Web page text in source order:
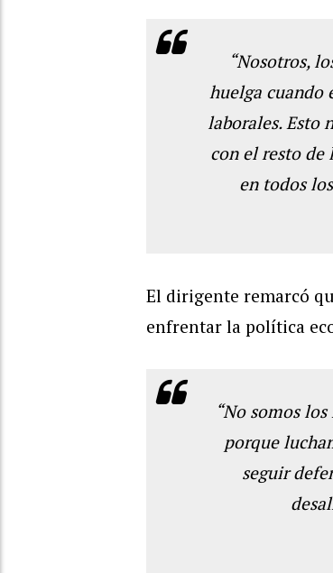
“Nosotros,
huelga cuando
laborales. Esto
con el resto de
en todos
El dirigente remarcó
enfrentar la política
“No somos
porque
seguir